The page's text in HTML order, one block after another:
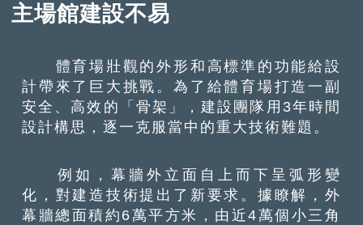
主場館建設不易
體育場壯觀的外形和高標準的功能給設
計帶來了巨大挑戰。為了給體育場打造一副
安全、高效的「骨架」，建設團隊用3年時間
設計構思，逐一克服當中的重大技術難題。
例如，幕牆外立面自上而下呈弧形變
化，對建造技術提出了新要求。據瞭解，外
幕牆總面積約6萬平方米，由近4萬個小三角